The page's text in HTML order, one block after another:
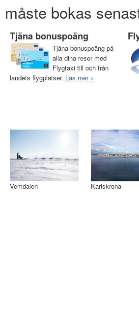
måste bokas
Tjäna bonuspoäng
Tjäna bonuspoäng på
alla dina resor med
Flygtaxi till och från
landets flygplatser. Läs mer »
Vemdalen Karlskrona